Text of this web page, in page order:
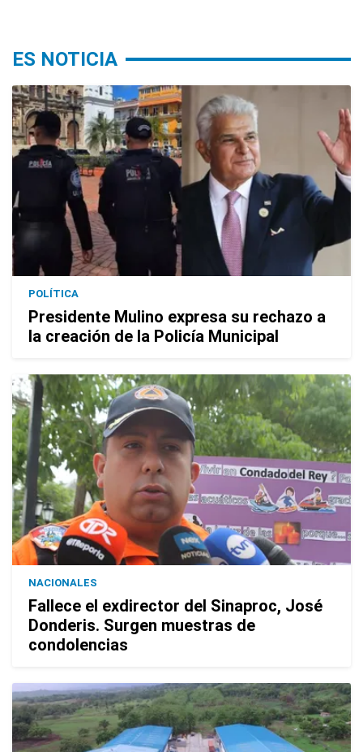
ES NOTICIA
POLÍTICA
Presidente Mulino expresa su rechazo a
la creación de la Policía Municipal
NACIONALES
Fallece el exdirector del Sinaproc, José
Donderis. Surgen muestras de
condolencias